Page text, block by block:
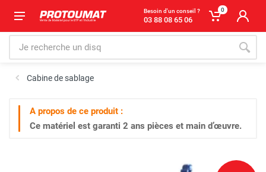
Besoin d'un conseil ?
03 88 08 65 06
0
Cabine de sablage
A propos de ce produit :
Ce matériel est garanti 2 ans pièces et main d’œuvre.